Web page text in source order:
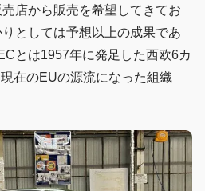
店から販売を希望してきてお
としては予想以上の成果であ
とは1957年に発足した西欧6カ
在のEUの源流になった組織